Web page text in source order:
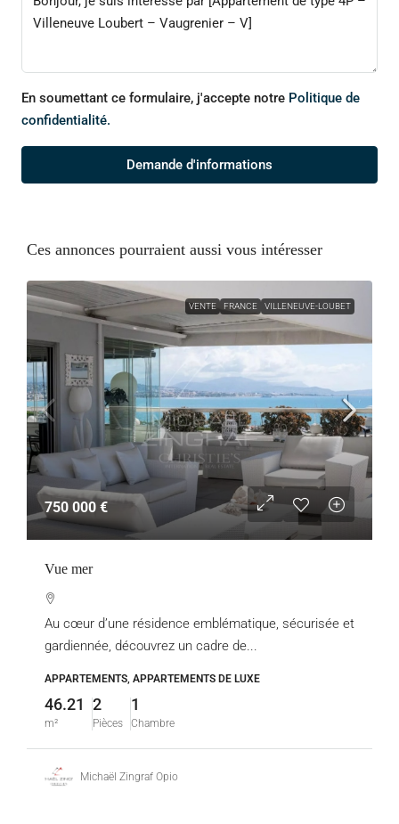
En soumettant ce formulaire, j'accepte notre Politique de
confidentialité.
Demande d'informations
Ces annonces pourraient aussi vous intéresser
VENTE FRANCE VILLENEUVE-LOUBET
750 000 €
Vue mer
Au cœur d’une résidence emblématique, sécurisée et
gardiennée, découvrez un cadre de...
APPARTEMENTS, APPARTEMENTS DE LUXE
46.21
m²
2
Pièces
1
Chambre
Michaël Zingraf Opio